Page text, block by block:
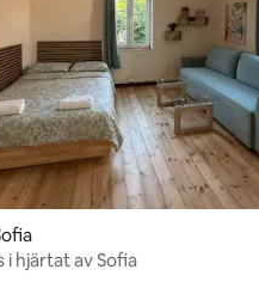
i hjärtat av Sofia